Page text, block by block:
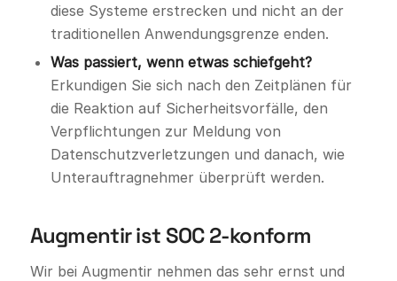
diese Systeme erstrecken und nicht an der
traditionellen Anwendungsgrenze enden.
Was passiert, wenn etwas schiefgeht?
Erkundigen Sie sich nach den Zeitplänen für
die Reaktion auf Sicherheitsvorfälle, den
Verpflichtungen zur Meldung von
Datenschutzverletzungen und danach, wie
Unterauftragnehmer überprüft werden.
Augmentir ist SOC 2-konform
Wir bei Augmentir nehmen das sehr ernst und